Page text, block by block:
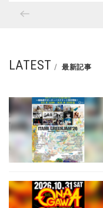
LATEST 最新記事